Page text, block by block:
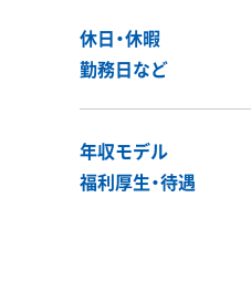
休日・休暇
勤務日など
年収モデル
福利厚生・待遇